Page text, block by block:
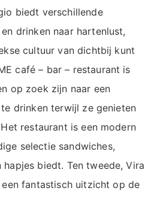
biedt verschillende
drinken naar hartenlust,
cultuur van dichtbij kunt
café – bar – restaurant is
op zoek zijn naar een
drinken terwijl ze genieten
restaurant is een modern
selectie sandwiches,
biedt. Ten tweede, Vira
fantastisch uitzicht op de